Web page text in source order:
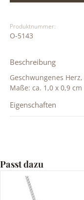
Produktnummer:
O-5143
Beschreibung
Geschwungenes
Maße: ca. 1,0 x 0,9 cm
Eigenschaften
Produktgalerie
Passt dazu